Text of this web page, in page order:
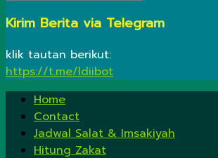
Kirim Berita via Telegram
klik tautan berikut:
https://t.me/ldiibot
Home
Contact
Jadwal Salat & Imsakiyah
Hitung Zakat